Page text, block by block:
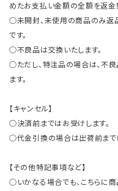
めたお支払い金額の全額を返金
○未開封、未使用の商品のみ返
です。
○不良品は交換いたします。
○ただし、特注品の場合は、不
ます。
【キャンセル】
○決済前まではお受けします。
○代金引換の場合は出荷前まで
【その他特記事項など】
○いかなる場合でも、こちらに